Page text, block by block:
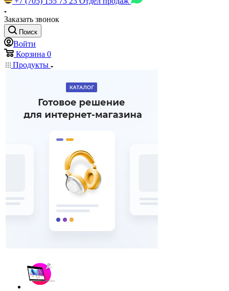
Заказать звонок
Поиск
Войти
Корзина 0
Продукты